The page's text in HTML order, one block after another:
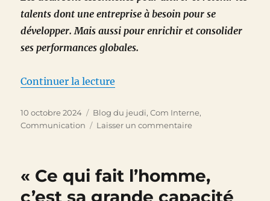
talents dont une entreprise à besoin pour se
développer. Mais aussi pour enrichir et consolider
ses performances globales.
Continuer la lecture
Publié
le
10 octobre 2024 Catégories
Blog du jeudi,Com Interne,
Communication
Laisser un commentairesur
aussi
« Ce qui fait l’homme,